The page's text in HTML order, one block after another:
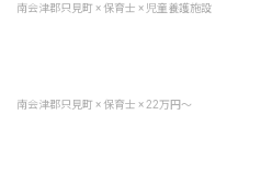
南会津郡只見町 × 保育士 × 児童養護施設
南会津郡只見町 × 保育士 × 22万円〜